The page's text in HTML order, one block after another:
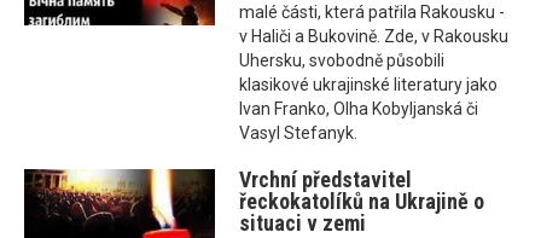
malé části, která patřila Rakousku -
v Haliči a Bukovině. Zde, v Rakousku
Uhersku, svobodně působili
klasikové ukrajinské literatury jako
Ivan Franko, Olha Kobyljanská či
Vasyl Stefanyk.
Vrchní představitel
řeckokatolíků na Ukrajině o
situaci v zemi